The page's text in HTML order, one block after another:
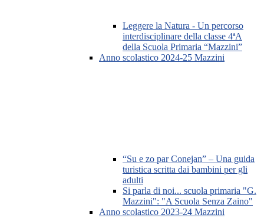
Leggere la Natura - Un percorso
interdisciplinare della classe 4ªA
della Scuola Primaria “Mazzini”
Anno scolastico 2024-25 Mazzini
“Su e zo par Conejan” – Una guida
turistica scritta dai bambini per gli
adulti
Si parla di noi... scuola primaria "G.
Mazzini": "A Scuola Senza Zaino"
Anno scolastico 2023-24 Mazzini